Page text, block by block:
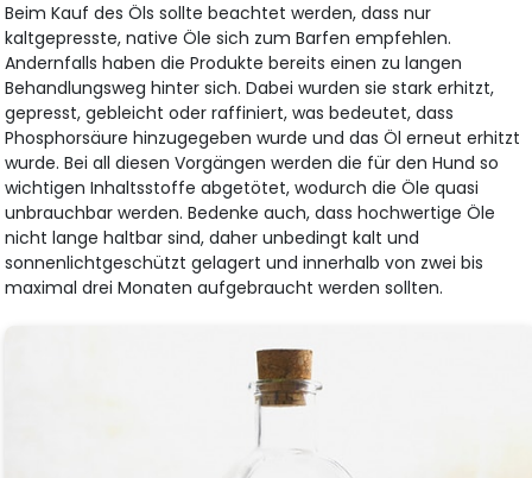
Beim Kauf des Öls sollte beachtet werden, dass nur
kaltgepresste, native Öle sich zum Barfen empfehlen.
Andernfalls haben die Produkte bereits einen zu langen
Behandlungsweg hinter sich. Dabei wurden sie stark erhitzt,
gepresst, gebleicht oder raffiniert, was bedeutet, dass
Phosphorsäure hinzugegeben wurde und das Öl erneut erhitzt
wurde. Bei all diesen Vorgängen werden die für den Hund so
wichtigen Inhaltsstoffe abgetötet, wodurch die Öle quasi
unbrauchbar werden. Bedenke auch, dass hochwertige Öle
nicht lange haltbar sind, daher unbedingt kalt und
sonnenlichtgeschützt gelagert und innerhalb von zwei bis
maximal drei Monaten aufgebraucht werden sollten.